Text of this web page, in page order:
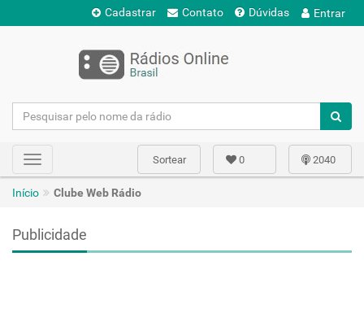
Cadastrar Contato Dúvidas Entrar
Toggle
navigation
2040
0
Sortear
Início Clube Web Rádio
Publicidade